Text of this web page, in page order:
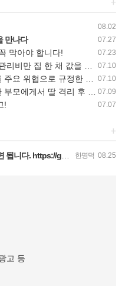
08.02
07.27
만나다
07.23
막아야 합니다!
07.10
한 채 값을 내는 비즈니스맨
07.10
정한 새로운 대테러 전략 서명
07.09
딸 격리 후 입양 절차 밟아
07.07
!
+
한명덕 08.25
009a4120 도네이션 …
고 등